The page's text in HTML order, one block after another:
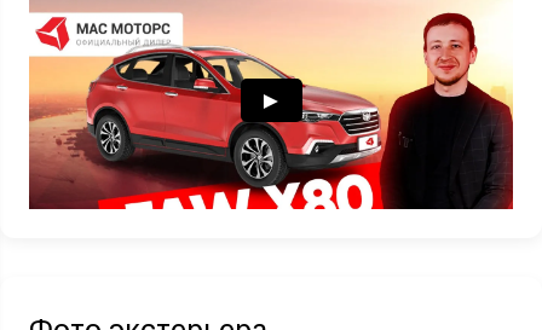
Найти авто
Отправляя данную форму Вы даетесогласие на обработку
своих